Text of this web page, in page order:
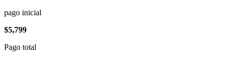
pago inicial
$5,799
Pago total